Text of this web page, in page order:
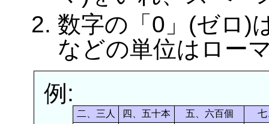
数字の「0」(ゼロ)
などの単位はロー
例:
二、三人 四、五十本 五、六百個
七